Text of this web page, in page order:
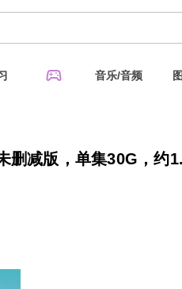
sports_esports 音乐/音频
删减版，单集30G，约